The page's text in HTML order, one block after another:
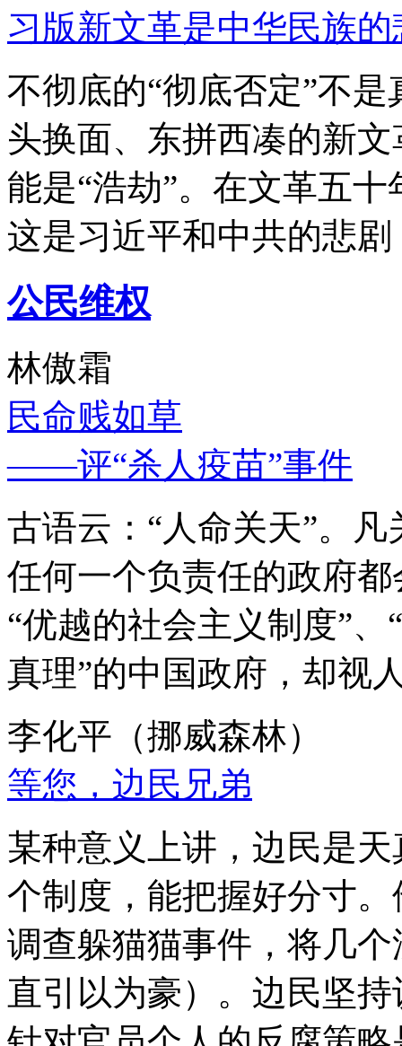
习版新文革是中华民族的
不彻底的“彻底否定”不
头换面、东拼西凑的新
能是“浩劫”。在文革五
这是习近平和中共的悲
公民维权
林傲霜
民命贱如草
——评“杀人疫苗”事件
古语云：“人命关天”。
任何一个负责任的政府
“优越的社会主义制度”
真理”的中国政府，却视
李化平（挪威森林）
等您，边民兄弟
某种意义上讲，边民是
个制度，能把握好分寸
调查躲猫猫事件，将几
直引以为豪）。边民坚